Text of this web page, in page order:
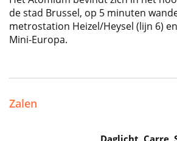
de stad Brussel, op 5 minuten
metrostation Heizel/Heysel (lijn 6)
Mini-Europa.
Zalen